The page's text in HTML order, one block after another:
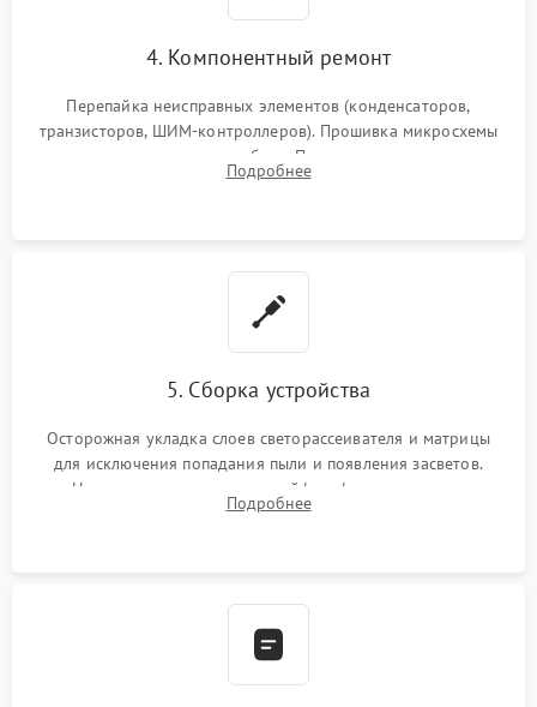
4. Компонентный ремонт
Перепайка неисправных элементов (конденсаторов,
транзисторов, ШИМ-контроллеров). Прошивка микросхемы
памяти при программных сбоях. При поломке подсветки —
разборка матрицы и замена выгоревших светодиодов.
Подробнее
5. Сборка устройства
Осторожная укладка слоев светорассеивателя и матрицы
для исключения попадания пыли и появления засветов.
Надежное подключение шлейфов, фиксация плат и
аккуратное защелкивание пластикового корпуса монитора.
Подробнее